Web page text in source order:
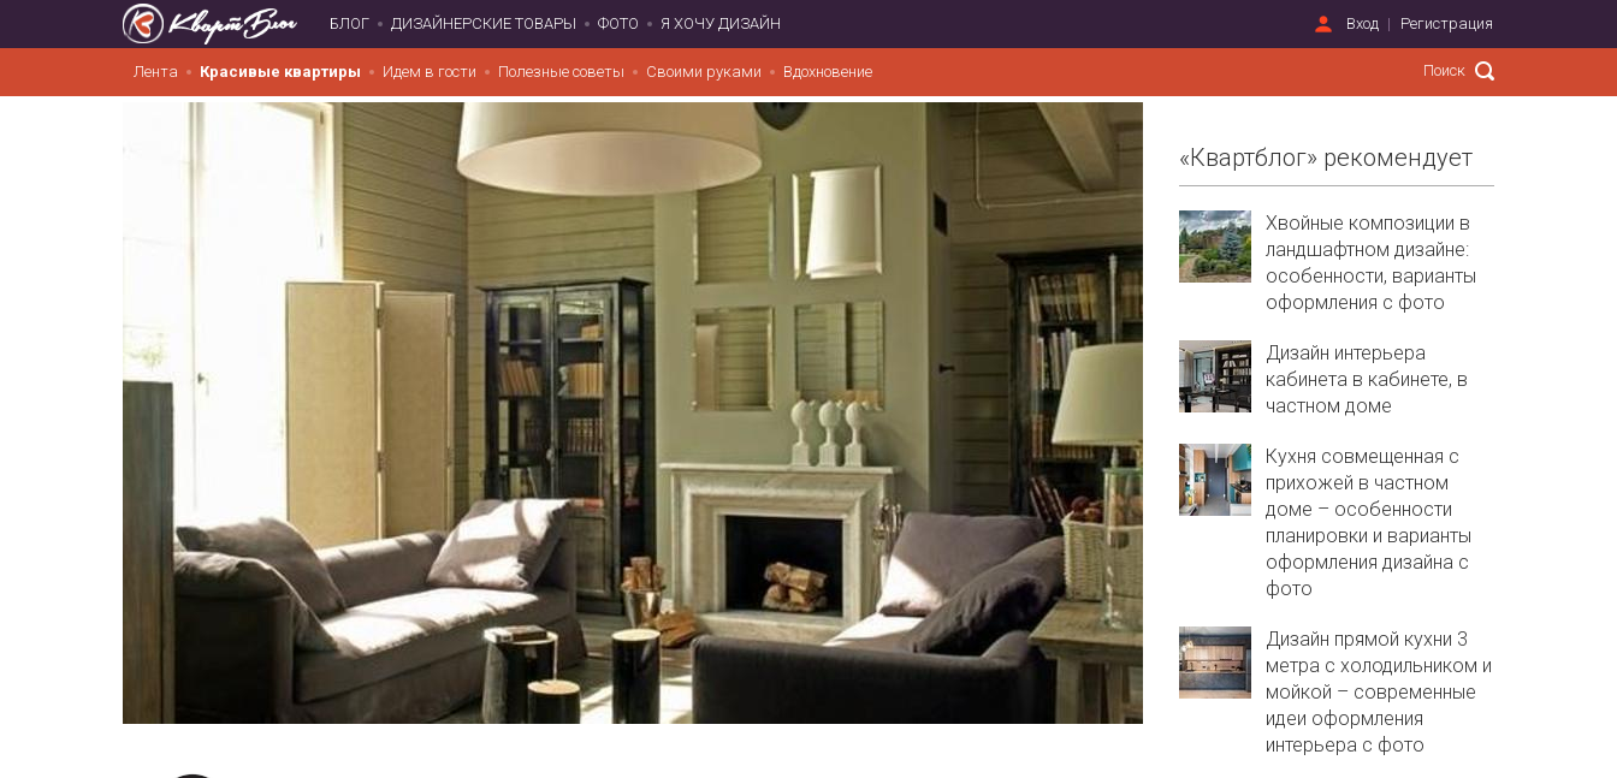
БЛОГ ДИЗАЙНЕРСКИЕ ТОВАРЫ ФОТО Я ХОЧУ ДИЗАЙН Вход Регистрация
Лента Красивые квартиры Идем в гости Полезные советы Своими руками Вдохновение
«Квартблог» рекомендует
Хвойные композиции в
ландшафтном дизайне:
особенности, варианты
оформления с фото
Дизайн интерьера
кабинета в кабинете, в
частном доме
Кухня совмещенная с
прихожей в частном
доме – особенности
планировки и варианты
оформления дизайна с
фото
Дизайн прямой кухни 3
метра с холодильником и
мойкой – современные
идеи оформления
интерьера с фото